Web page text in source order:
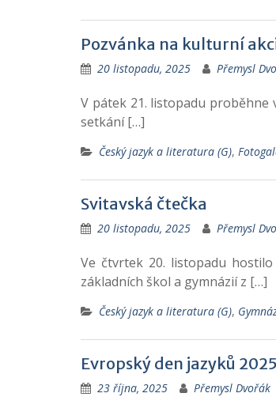
Pozvánka na kulturní
20 listopadu, 2025 Přemysl
V pátek 21. listopadu proběhne
setkání […]
Český jazyk a literatura (G),
Svitavská čtečka
20 listopadu, 2025 Přemysl
Ve čtvrtek 20. listopadu
základních škol a gymnázií z […]
Český jazyk a literatura (G),
Evropský den jazyků 2025
23 října, 2025 Přemysl Dvořák